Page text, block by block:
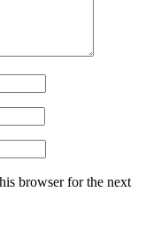
browser for the next